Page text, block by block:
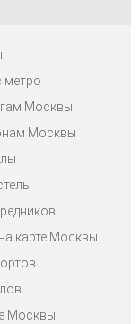
метро
Москвы
Москвы
карте Москвы
Москвы